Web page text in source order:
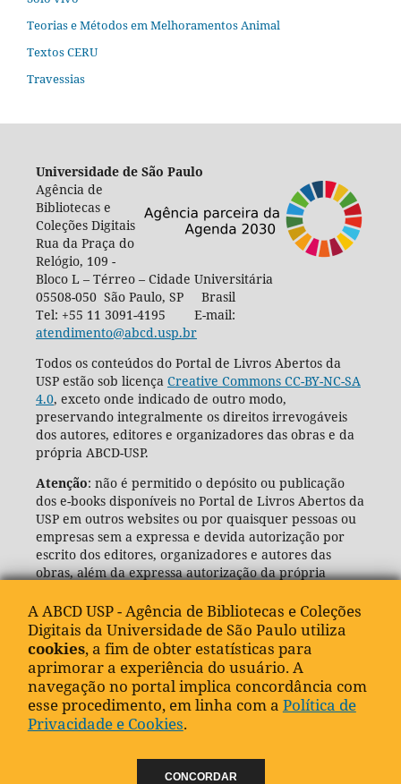
Teorias e Métodos em Melhoramentos Animal
Textos CERU
Travessias
Universidade de São Paulo
Agência de
Bibliotecas e
Coleções Digitais
Rua da Praça do
Relógio, 109 -
Bloco L – Térreo – Cidade Universitária
05508-050 São Paulo, SP Brasil
Tel: +55 11 3091-4195 E-mail:
atendimento@abcd.usp.br
Todos os conteúdos do Portal de Livros Abertos da
USP estão sob licença Creative Commons CC-BY-NC-SA
4.0, exceto onde indicado de outro modo,
preservando integralmente os direitos irrevogáveis
dos autores, editores e organizadores das obras e da
própria ABCD-USP.
Atenção: não é permitido o depósito ou publicação
dos e-books disponíveis no Portal de Livros Abertos da
USP em outros websites ou por quaisquer pessoas ou
empresas sem a expressa e devida autorização por
escrito dos editores, organizadores e autores das
obras, além da expressa autorização da própria
(ABCD-USP).
A ABCD USP - Agência de Bibliotecas e Coleções
Digitais da Universidade de São Paulo utiliza
cookies, a fim de obter estatísticas para
aprimorar a experiência do usuário. A
navegação no portal implica concordância com
esse procedimento, em linha com a Política de
Privacidade e Cookies.
CONCORDAR